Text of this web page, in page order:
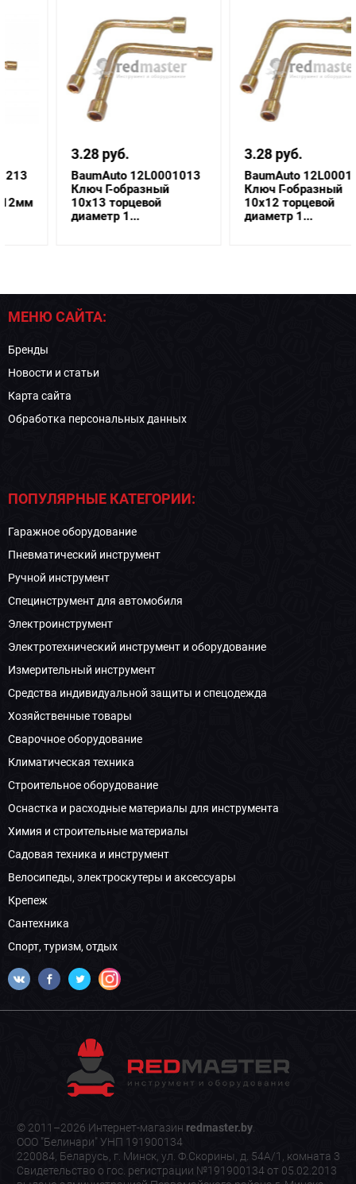
3.28 руб.
BaumAuto 12L0001013
Ключ Г-образный
10х13 торцевой
диаметр 1...
3.28 руб.
BaumAuto 12L0001012
Ключ Г-образный
10х12 торцевой
диаметр 1...
МЕНЮ САЙТА:
Бренды
Новости и статьи
Карта сайта
Обработка персональных данных
ПОПУЛЯРНЫЕ КАТЕГОРИИ:
Гаражное оборудование
Пневматический инструмент
Ручной инструмент
Специнструмент для автомобиля
Электроинструмент
Электротехнический инструмент и оборудование
Измерительный инструмент
Средства индивидуальной защиты и спецодежда
Хозяйственные товары
Сварочное оборудование
Климатическая техника
Строительное оборудование
Оснастка и расходные материалы для инструмента
Химия и строительные материалы
Садовая техника и инструмент
Велосипеды, электроскутеры и аксессуары
Крепеж
Сантехника
Спорт, туризм, отдых
© 2011–2026 Интернет-магазин redmaster.by.
ООО "Белинари" УНП 191900134
220084, Беларусь, г. Минск, ул. Ф.Скорины, д. 54А/1, комната 3
Свидетельство о гос. регистрации №191900134 от 05.02.2013